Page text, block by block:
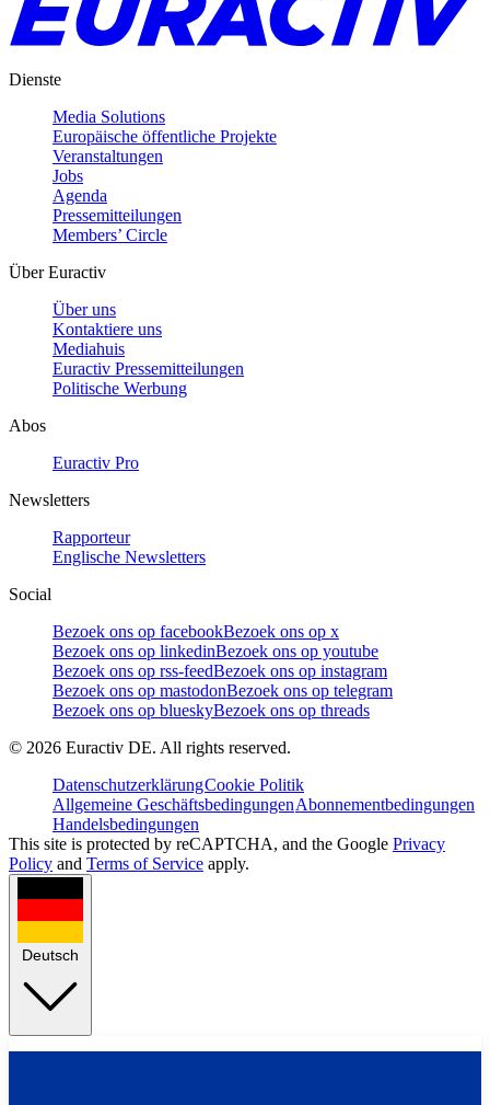
Dienste
Media Solutions
Europäische öffentliche Projekte
Veranstaltungen
Jobs
Agenda
Pressemitteilungen
Members’ Circle
Über Euractiv
Über uns
Kontaktiere uns
Mediahuis
Euractiv Pressemitteilungen
Politische Werbung
Abos
Euractiv Pro
Newsletters
Rapporteur
Englische Newsletters
Social
Bezoek ons op facebookBezoek ons op x
Bezoek ons op linkedinBezoek ons op youtube
Bezoek ons op rss-feedBezoek ons op instagram
Bezoek ons op mastodonBezoek ons op telegram
Bezoek ons op blueskyBezoek ons op threads
© 2026 Euractiv DE. All rights reserved.
DatenschutzerklärungCookie Politik
Allgemeine GeschäftsbedingungenAbonnementbedingungen
Handelsbedingungen
This site is protected by reCAPTCHA, and the Google Privacy
Policy and Terms of Service apply.
Deutsch